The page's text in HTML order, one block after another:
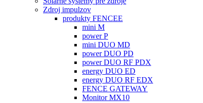
Zdroj impulzov
produkty FENCEE
mini M
power P
mini DUO MD
power DUO PD
power DUO RF PDX
energy DUO ED
energy DUO RF EDX
FENCE GATEWAY
Monitor MX10